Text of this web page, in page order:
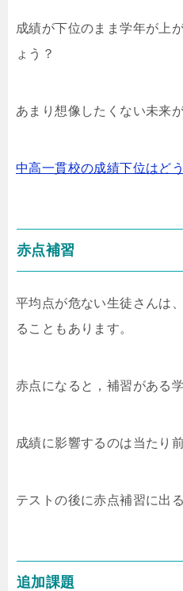
成績が下位のまま学年が上
ょう？
あまり想像したくない未来
中高一貫校の成績下位はど
赤点補習
平均点が危ない生徒さんは
ることもあります。
赤点になると，補習がある
成績に影響するのは当たり前
テストの後に赤点補習に出
追加課題